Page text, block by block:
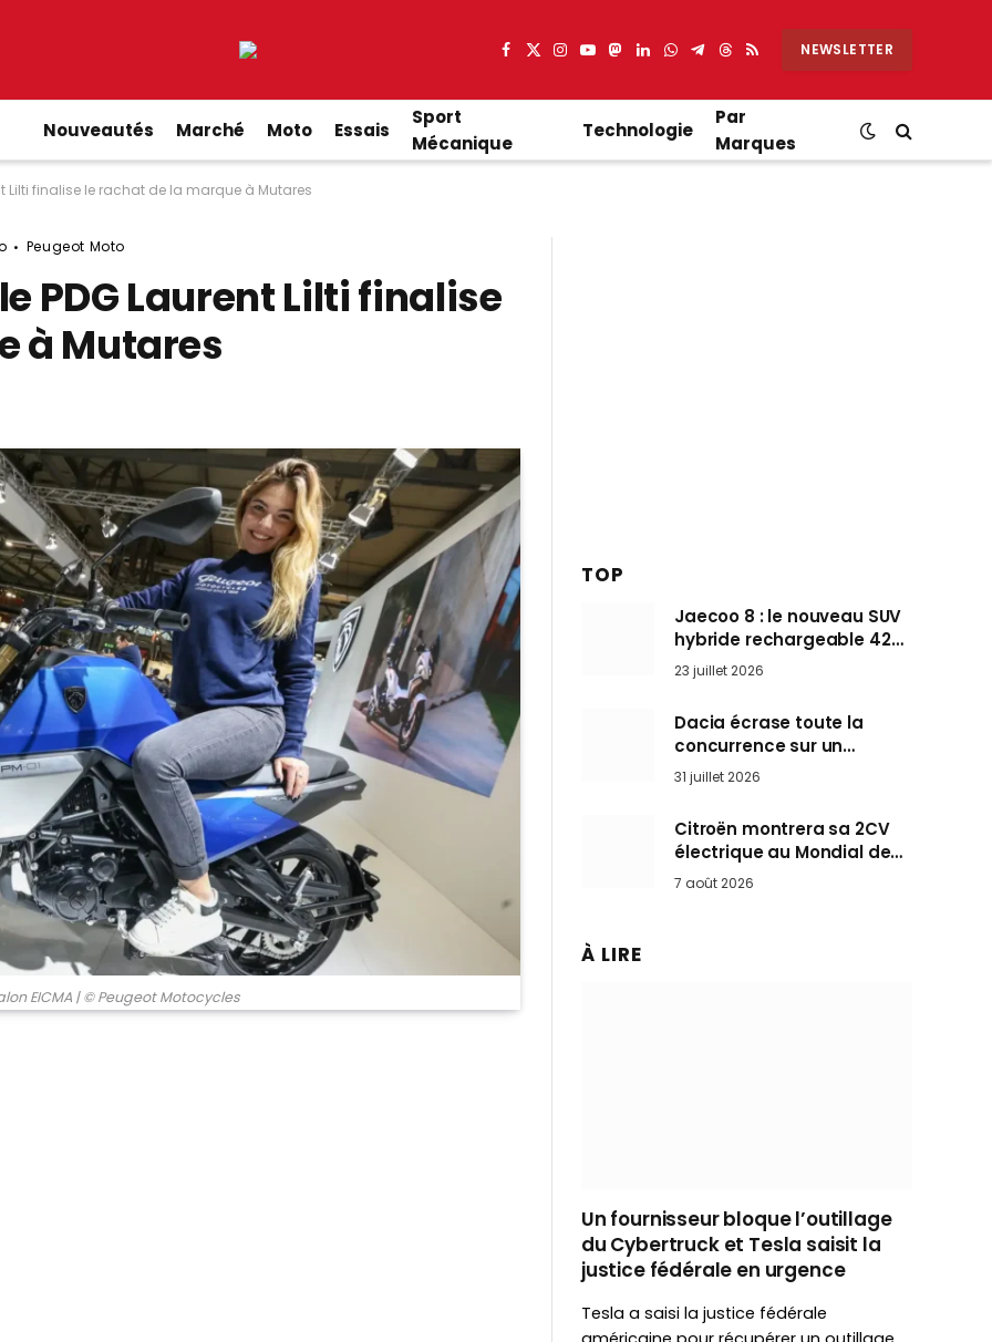
Facebook
X
Instagram
YouTube
Mastodon
LinkedIn
WhatsApp
Partager
Telegram
Threads
RSS NEWSLETTER
Nouveautés Marché Moto Essais
Sport
Mécanique
Technologie
Par
Marques
Lilti finalise le rachat de la marque à Mutares
Peugeot Moto
PDG Laurent Lilti finalise
à Mutares
EICMA | © Peugeot Motocycles
TOP
Jaecoo 8 : le nouveau SUV
hybride rechargeable 428
ch qui vise l’Audi Q7 arrive
en Europe cet automne
23 juillet 2026
Dacia écrase toute la
concurrence sur un
marché où personne ne
l’attendait
31 juillet 2026
Citroën montrera sa 2CV
électrique au Mondial de
Paris pendant que BMW et
7 août 2026
À LIRE
Un fournisseur bloque l’outillage
du Cybertruck et Tesla saisit la
justice fédérale en urgence
Tesla a saisi la justice fédérale